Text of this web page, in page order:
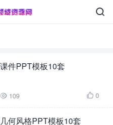

件PPT模板10套
 109  0
何风格PPT模板10套